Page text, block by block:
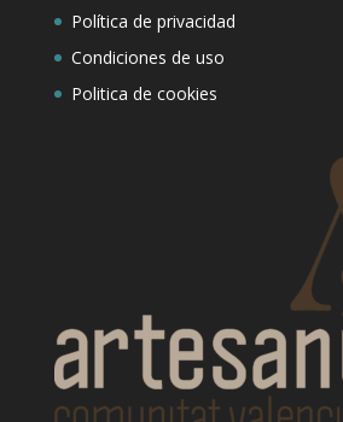
Política de privacidad
Condiciones de uso
Politica de cookies